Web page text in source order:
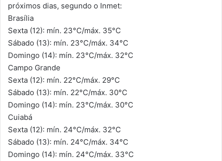
próximos dias, segundo o Inmet:
Brasília
Sexta (12): mín. 23°C/máx. 35°C
Sábado (13): mín. 23°C/máx. 34°C
Domingo (14): mín. 23°C/máx. 32°C
Campo Grande
Sexta (12): mín. 22°C/máx. 29°C
Sábado (13): mín. 22°C/máx. 30°C
Domingo (14): mín. 23°C/máx. 30°C
Cuiabá
Sexta (12): mín. 24°C/máx. 32°C
Sábado (13): mín. 24°C/máx. 34°C
Domingo (14): mín. 24°C/máx. 33°C